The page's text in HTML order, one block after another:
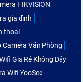
HIKVISION
gia đình
thoại
Camera Văn Phòng
Giá Rẻ Không Dây
Wifi YooSee